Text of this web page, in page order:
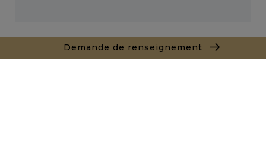
Demande de renseignement